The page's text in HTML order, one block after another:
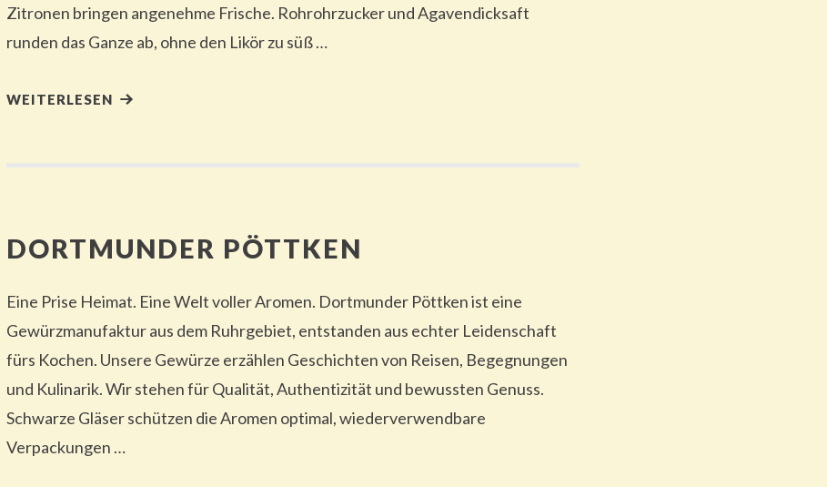
Zitronen bringen angenehme Frische. Rohrohrzucker und Agavendicksaft
runden das Ganze ab, ohne den Likör zu süß …
WEITERLESEN
DORTMUNDER PÖTTKEN
Eine Prise Heimat. Eine Welt voller Aromen. Dortmunder Pöttken ist eine
Gewürzmanufaktur aus dem Ruhrgebiet, entstanden aus echter Leidenschaft
fürs Kochen. Unsere Gewürze erzählen Geschichten von Reisen, Begegnungen
und Kulinarik. Wir stehen für Qualität, Authentizität und bewussten Genuss.
Schwarze Gläser schützen die Aromen optimal, wiederverwendbare
Verpackungen …